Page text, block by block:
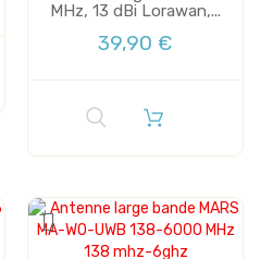
MHz, 13 dBi Lorawan,...
39,90 €